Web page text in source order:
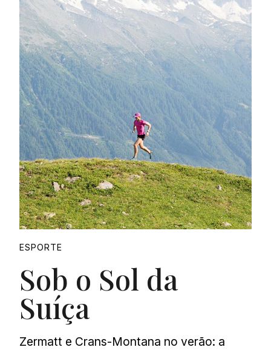
Proudly
ESPORTE
Sob o Sol da
Suíça
Zermatt e Crans-Montana no verão: a